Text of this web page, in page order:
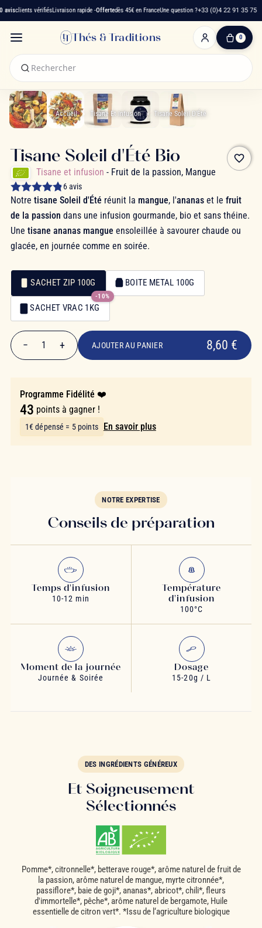
clients vérifiésLivraison rapide -Offertedès 45€ en FranceUne question ?+33 (0)4 22 91 35 75
Thés & Traditions 0
0
panier
Accueil Tisane Et Infusion Tisane Soleil D'Été
favorite_border
Tisane Soleil d'Été Bio
Tisane et infusion - Fruit de la passion, Mangue
6 avis
Notre tisane Soleil d'Été réunit la mangue, l'ananaset le fruit
de la passion dans une infusion gourmande, bio et sans théine.
Une tisane ananas mangue ensoleillée à savourer chaude ou
glacée, en journée comme en soirée.
Emballage
Emballage
SACHET ZIP 100G BOITE METAL 100G
SACHET VRAC 1KG
-10%
8,60 €
− 1 + AJOUTER AU PANIER 8,60 €
Programme Fidélité ❤️
43 points à gagner !
1€ dépensé = 5 points En savoir plus
NOTRE EXPERTISE
Conseils de préparation
Temps d'infusion
10-12 min
Température
d'infusion
100°C
Moment de la journée
Journée & Soirée
Dosage
15-20g / L
DES INGRÉDIENTS GÉNÉREUX
Et Soigneusement
Sélectionnés
Pomme*, citronnelle*, betterave rouge*, arôme naturel de fruit de
la passion, arôme naturel de mangue, myrte citronnée*,
passiflore*, baie de goji*, ananas*, abricot*, chili*, fleurs
d'immortelle*, pêche*, arôme naturel de bergamote, Huile
essentielle de citron vert*. *Issu de l‘agriculture biologique